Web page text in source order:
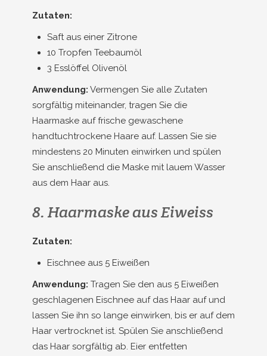
Zutaten:
Saft aus einer Zitrone
10 Tropfen Teebaumöl
3 Esslöffel Olivenöl
Anwendung: Vermengen Sie alle Zutaten
sorgfältig miteinander, tragen Sie die
Haarmaske auf frische gewaschene
handtuchtrockene Haare auf. Lassen Sie sie
mindestens 20 Minuten einwirken und spülen
Sie anschließend die Maske mit lauem Wasser
aus dem Haar aus.
8. Haarmaske aus Eiweiss
Zutaten:
Eischnee aus 5 Eiweißen
Anwendung: Tragen Sie den aus 5 Eiweißen
geschlagenen Eischnee auf das Haar auf und
lassen Sie ihn so lange einwirken, bis er auf dem
Haar vertrocknet ist. Spülen Sie anschließend
das Haar sorgfältig ab. Eier entfetten